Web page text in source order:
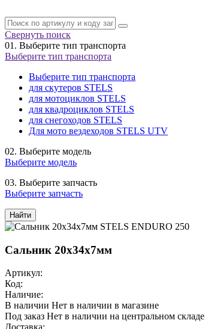
Свернуть поиск
01. Выберите тип транспорта
Выберите тип транспорта
Выберите тип транспорта
для скутеров STELS
для мотоциклов STELS
для квадроциклов STELS
для снегоходов STELS
Для мото вездеходов STELS UTV
02. Выберите модель
Выберите модель
03. Выберите запчасть
Выберите запчасть
Найти
Сальник 20х34х7мм
Артикул:
Код:
Наличие:
В наличии Нет в наличии в магазине
Под заказ Нет в наличии на центральном складе